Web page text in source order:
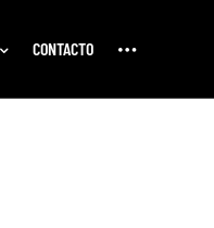
CONTACTO